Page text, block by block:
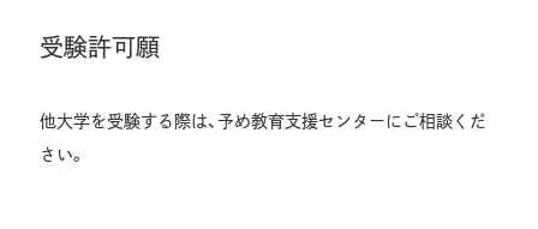
受験許可願
他大学を受験する際は、予め教育支援センターにご相談くだ
さい。